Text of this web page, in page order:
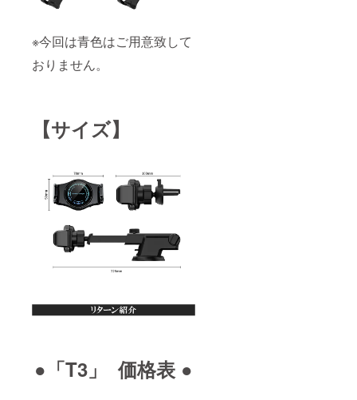
※今回は青色はご用意致して
おりません。
【サイズ】
●「T3」 価格表 ●